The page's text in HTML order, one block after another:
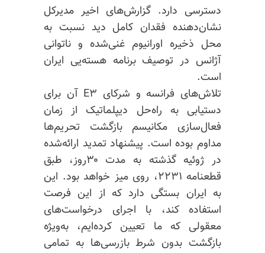
دسترسی دارد. گزارش‌های اخیر مدیرکل
نشان‌دهنده فقدان کامل دید نسبت به
محل ذخیره اورانیوم غنی‌شده و ناتوانی
آژانس در توصیف برنامه هسته‌یی ایران
است.
تلاش‌های فرانسه و شرکای E۳ آن برای
دستیابی به راه‌حل دیپلماتیک از زمان
فعال‌سازی مکانیسم بازگشت تحریم‌ها
مداوم بوده است. پیشنهاد تمدید ارائه‌شده
در ژوئیه گذشته به مدت ۳۰روز، طبق
قطعنامه ۲۲۳۱، روی میز خواهد بود. این
به ایران بستگی دارد که از این فرصت
استفاده کند، با اجرای درخواست‌های
معقولی که ما تعیین کرده‌ایم، به‌ویژه
بازگشت بدون شرط بازرسی‌ها به تمامی